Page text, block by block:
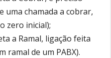
uma chamada a cobrar,
zero inicial);
a Ramal, ligação feita
ramal de um PABX).